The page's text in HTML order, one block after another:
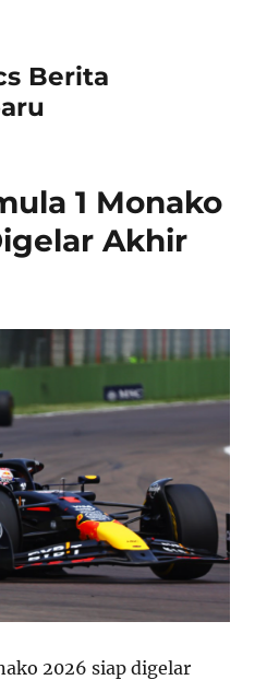
Berita
1 Monako
Akhir
2026 siap digelar